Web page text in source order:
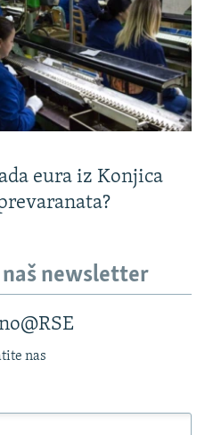
eura iz Konjica
newsletter
nas